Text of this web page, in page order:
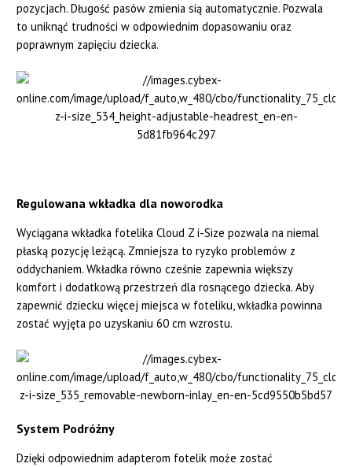
pozycjach. Długość pasów zmienia sią automatycznie. Pozwala
to uniknąć trudności w odpowiednim dopasowaniu oraz
poprawnym zapięciu dziecka.
Regulowana wkładka dla noworodka
Wyciągana wkładka fotelika Cloud Z i-Size pozwala na niemal
płaską pozycję leżącą. Zmniejsza to ryzyko problemów z
oddychaniem. Wkładka równo cześnie zapewnia większy
komfort i dodatkową przestrzeń dla rosnącego dziecka. Aby
zapewnić dziecku więcej miejsca w foteliku, wkładka powinna
zostać wyjęta po uzyskaniu 60 cm wzrostu.
System Podróżny
Dzięki odpowiednim adapterom fotelik może zostać